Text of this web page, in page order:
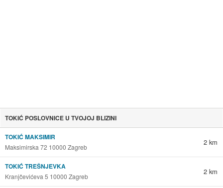
TOKIĆ POSLOVNICE U TVOJOJ BLIZINI
TOKIĆ MAKSIMIR
Maksimirska 72 10000 Zagreb
2 km
TOKIĆ TREŠNJEVKA
Kranjčevićeva 5 10000 Zagreb
2 km